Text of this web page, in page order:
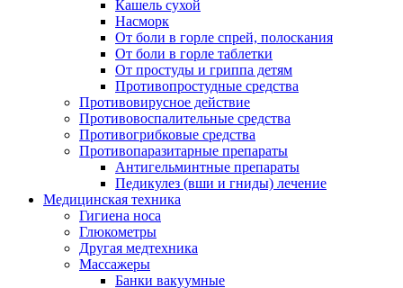
Кашель сухой
Насморк
От боли в горле спрей, полоскания
От боли в горле таблетки
От простуды и гриппа детям
Противопростудные средства
Противовирусное действие
Противовоспалительные средства
Противогрибковые средства
Противопаразитарные препараты
Антигельминтные препараты
Педикулез (вши и гниды) лечение
Медицинская техника
Гигиена носа
Глюкометры
Другая медтехника
Массажеры
Банки вакуумные